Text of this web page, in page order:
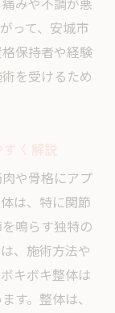
みや不調が悪
って、安城市
保持者や経験
を受けるため
や骨格にアプ
は、特に関節
鳴らす独特の
、施術方法や
キボキ整体は
す。整体は、